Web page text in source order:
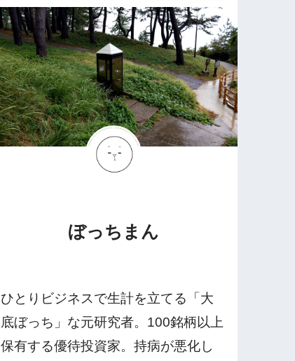
ぼっちまん
ひとりビジネスで生計を立てる「大
底ぼっち」な元研究者。100銘柄以上
保有する優待投資家。持病が悪化し